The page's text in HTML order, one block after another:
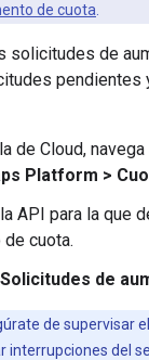
de cuota
solicitudes de
pendientes
de Cloud, navega
Platform >
API para la que
cuota.
Solicitudes de
de supervisar
interrupciones del